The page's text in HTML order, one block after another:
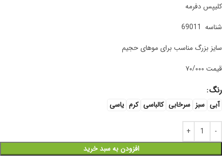
کلیپس دفرمه
شناسه 69011
سایز بزرگ‌ مناسب برای موهای حجیم
قیمت ۷۰/۰۰۰
رنگ
آبی سبز سرخابی کالباسی کرم یاسی
افزودن به سبد خرید